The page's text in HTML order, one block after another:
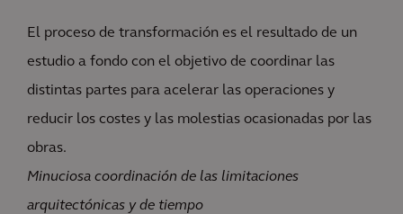
El proceso de transformación es el resultado de un
estudio a fondo con el objetivo de coordinar las
distintas partes para acelerar las operaciones y
reducir los costes y las molestias ocasionadas por las
obras.
Minuciosa coordinación de las limitaciones
arquitectónicas y de tiempo